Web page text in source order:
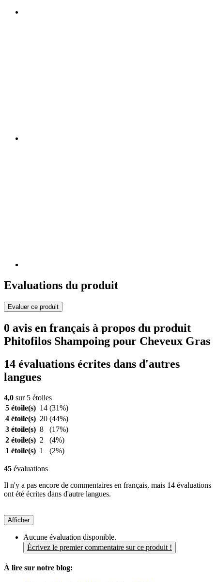
Evaluations du produit
Evaluer ce produit
0 avis en français à propos du produit
Phitofilos Shampoing pour Cheveux Gras
14 évaluations écrites dans d'autres
langues
4,0 sur 5 étoiles
5 étoile(s) 14 (31%)
4 étoile(s) 20 (44%)
3 étoile(s) 8
(17%)
2 étoile(s) 2
(4%)
1 étoile(s) 1 (2%)
45 évaluations
Il n'y a pas encore de commentaires en français, mais 14 évaluations
ont été écrites dans d'autre langues.
Afficher
Aucune évaluation disponible.
Écrivez le premier commentaire sur ce produit !
À lire sur notre blog: